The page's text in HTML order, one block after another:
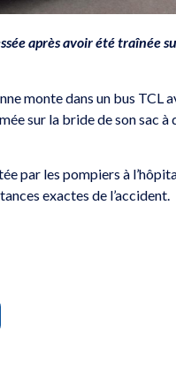
après avoir été traînée
monte dans un bus TCL
sur la bride de son sac à
par les pompiers à
exactes de l’accident.